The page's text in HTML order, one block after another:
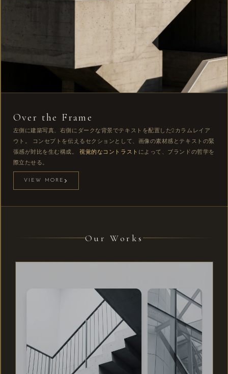
Over the Frame
左側に建築写真、右側にダークな背景でテキストを配置した2カラムレイア
ウト。 コンセプトを伝えるセクションとして、画像の素材感とテキストの緊
張感が対比を生む構成。視覚的なコントラスト によって、ブランドの哲学を
際立たせる。
VIEW MORE
Our Works